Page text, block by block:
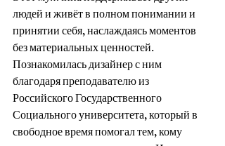
людей и живёт в полном понимании и
принятии себя, наслаждаясь моментов
без материальных ценностей.
Познакомилась дизайнер с ним
благодаря преподавателю из
Российского Государственного
Социального университета, который в
свободное время помогал тем, кому